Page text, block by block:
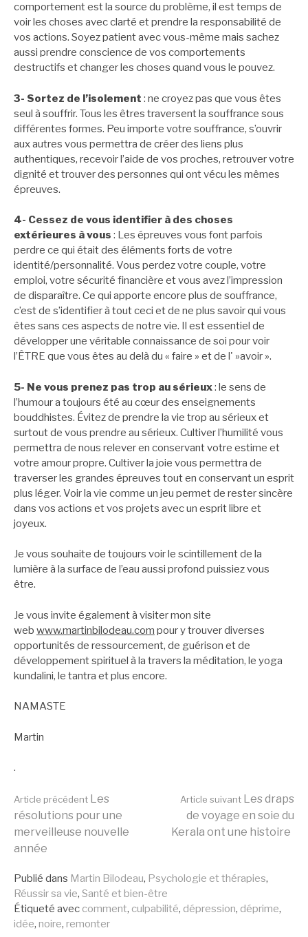
comportement est la source du problème, il est temps de
voir les choses avec clarté et prendre la responsabilité de
vos actions. Soyez patient avec vous-même mais sachez
aussi prendre conscience de vos comportements
destructifs et changer les choses quand vous le pouvez.
3- Sortez de l’isolement : ne croyez pas que vous êtes
seul à souffrir. Tous les êtres traversent la souffrance sous
différentes formes. Peu importe votre souffrance, s’ouvrir
aux autres vous permettra de créer des liens plus
authentiques, recevoir l’aide de vos proches, retrouver votre
dignité et trouver des personnes qui ont vécu les mêmes
épreuves.
4- Cessez de vous identifier à des choses
extérieures à vous : Les épreuves vous font parfois
perdre ce qui était des éléments forts de votre
identité/personnalité. Vous perdez votre couple, votre
emploi, votre sécurité financière et vous avez l’impression
de disparaître. Ce qui apporte encore plus de souffrance,
c’est de s’identifier à tout ceci et de ne plus savoir qui vous
êtes sans ces aspects de notre vie. Il est essentiel de
développer une véritable connaissance de soi pour voir
l’ÊTRE que vous êtes au delà du « faire » et de l' »avoir ».
5- Ne vous prenez pas trop au sérieux: le sens de
l’humour a toujours été au cœur des enseignements
bouddhistes. Évitez de prendre la vie trop au sérieux et
surtout de vous prendre au sérieux. Cultiver l’humilité vous
permettra de nous relever en conservant votre estime et
votre amour propre. Cultiver la joie vous permettra de
traverser les grandes épreuves tout en conservant un esprit
plus léger. Voir la vie comme un jeu permet de rester sincère
dans vos actions et vos projets avec un esprit libre et
joyeux.
Je vous souhaite de toujours voir le scintillement de la
lumière à la surface de l’eau aussi profond puissiez vous
être.
Je vous invite également à visiter mon site
web www.martinbilodeau.com pour y trouver diverses
opportunités de ressourcement, de guérison et de
développement spirituel à la travers la méditation, le yoga
kundalini, le tantra et plus encore.
NAMASTE
Martin
.
Lire
la
suite
Article précédent Les
résolutions pour une
merveilleuse nouvelle
année
Article suivant Les draps
de voyage en soie du
Kerala ont une histoire
Publié dans Martin Bilodeau, Psychologie et thérapies,
Réussir sa vie, Santé et bien-être
Étiqueté avec comment, culpabilité, dépression, déprime,
idée, noire, remonter